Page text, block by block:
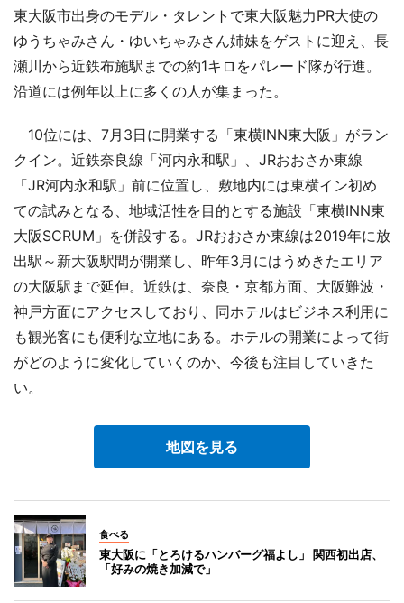
東大阪市出身のモデル・タレントで東大阪魅力PR大使の
ゆうちゃみさん・ゆいちゃみさん姉妹をゲストに迎え、長
瀬川から近鉄布施駅までの約1キロをパレード隊が行進。
沿道には例年以上に多くの人が集まった。
10位には、7月3日に開業する「東横INN東大阪」がラン
クイン。近鉄奈良線「河内永和駅」、JRおおさか東線
「JR河内永和駅」前に位置し、敷地内には東横イン初め
ての試みとなる、地域活性を目的とする施設「東横INN東
大阪SCRUM」を併設する。JRおおさか東線は2019年に放
出駅～新大阪駅間が開業し、昨年3月にはうめきたエリア
の大阪駅まで延伸。近鉄は、奈良・京都方面、大阪難波・
神戸方面にアクセスしており、同ホテルはビジネス利用に
も観光客にも便利な立地にある。ホテルの開業によって街
がどのように変化していくのか、今後も注目していきた
い。
地図を見る
食べる
東大阪に「とろけるハンバーグ福よし」 関西初出店、
「好みの焼き加減で」